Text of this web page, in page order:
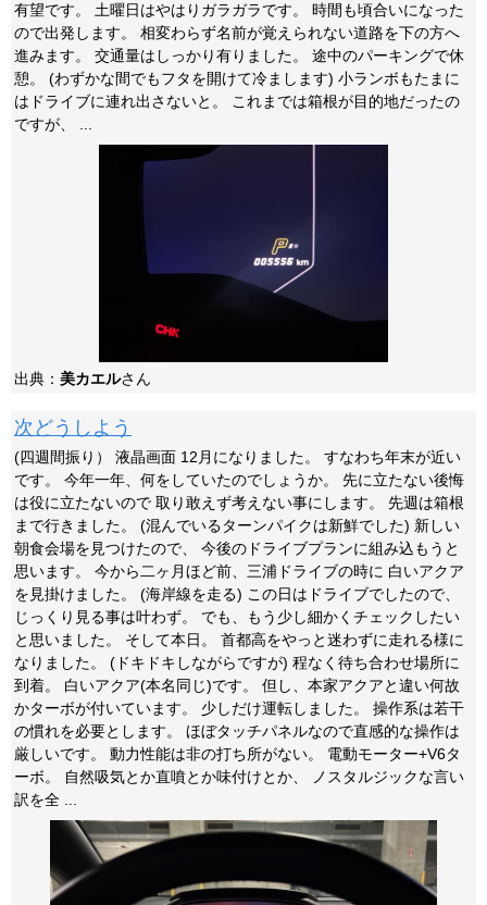
有望です。 土曜日はやはりガラガラです。 時間も頃合いになった
ので出発します。 相変わらず名前が覚えられない道路を下の方へ
進みます。 交通量はしっかり有りました。 途中のパーキングで休
憩。 (わずかな間でもフタを開けて冷まします) 小ランボもたまに
はドライブに連れ出さないと。 これまでは箱根が目的地だったの
ですが、 ...
出典： 美カエルさん
次どうしよう
(四週間振り） 液晶画面 12月になりました。 すなわち年末が近い
です。 今年一年、何をしていたのでしょうか。 先に立たない後悔
は役に立たないので 取り敢えず考えない事にします。 先週は箱根
まで行きました。 (混んでいるターンパイクは新鮮でした) 新しい
朝食会場を見つけたので、 今後のドライブプランに組み込もうと
思います。 今から二ヶ月ほど前、三浦ドライブの時に 白いアクア
を見掛けました。 (海岸線を走る) この日はドライブでしたので、
じっくり見る事は叶わず。 でも、もう少し細かくチェックしたい
と思いました。 そして本日。 首都高をやっと迷わずに走れる様に
なりました。 (ドキドキしながらですが) 程なく待ち合わせ場所に
到着。 白いアクア(本名同じ)です。 但し、本家アクアと違い何故
かターボが付いています。 少しだけ運転しました。 操作系は若干
の慣れを必要とします。 ほぼタッチパネルなので直感的な操作は
厳しいです。 動力性能は非の打ち所がない。 電動モーター+V6タ
ーボ。 自然吸気とか直噴とか味付けとか、 ノスタルジックな言い
訳を全 ...